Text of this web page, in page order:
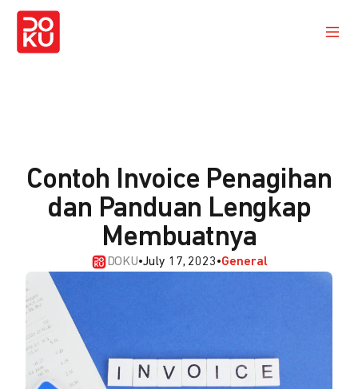
Contoh Invoice Penagihan
dan Panduan Lengkap
Membuatnya
DOKU•July 17, 2023•General